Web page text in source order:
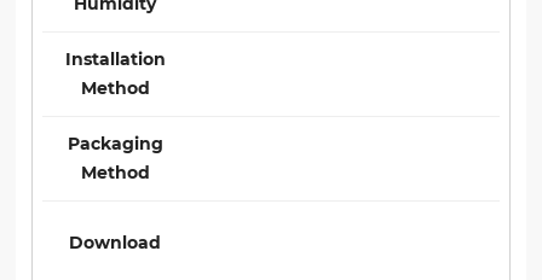
Installation
Method
Packaging
Method
Download